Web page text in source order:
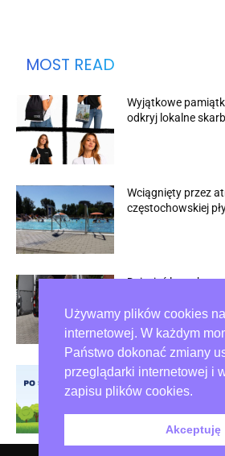
Używamy plików cookies
internetowej. W każdym
Państwo dokonać zmiany
przeglądarki internetowej i
zapisu plików cookies.
Akceptuję
MOST READ
Wyjątkowe
odkryj lokalne
Wciągnięty przez
częstochowskiej
Dziesięć lat
Psie odchody na
problemem w